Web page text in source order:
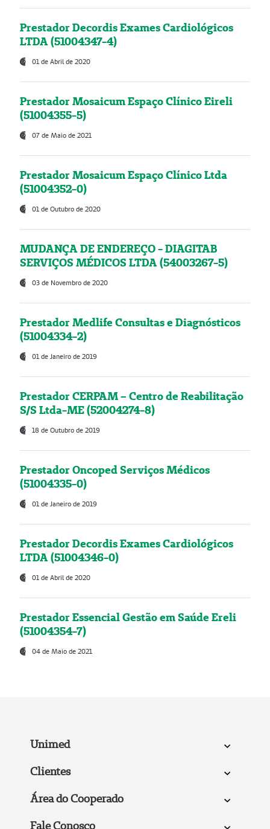
Prestador Decordis Exames Cardiológicos
LTDA (51004347-4)
01 de Abril de 2020
Prestador Mosaicum Espaço Clínico Eireli
(51004355-5)
07 de Maio de 2021
Prestador Mosaicum Espaço Clínico Ltda
(51004352-0)
01 de Outubro de 2020
MUDANÇA DE ENDEREÇO - DIAGITAB
SERVIÇOS MÉDICOS LTDA (54003267-5)
03 de Novembro de 2020
Prestador Medlife Consultas e Diagnósticos
(51004334-2)
01 de Janeiro de 2019
Prestador CERPAM – Centro de Reabilitação
S/S Ltda-ME (52004274-8)
18 de Outubro de 2019
Prestador Oncoped Serviços Médicos
(51004335-0)
01 de Janeiro de 2019
Prestador Decordis Exames Cardiológicos
LTDA (51004346-0)
01 de Abril de 2020
Prestador Essencial Gestão em Saúde Ereli
(51004354-7)
04 de Maio de 2021
Unimed
Clientes
Área do Cooperado
Fale Conosco